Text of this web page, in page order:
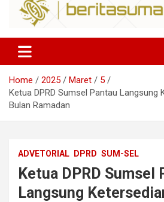
Sumsel
Home 2025 Maret
5
Ketua DPRD Sumsel Pantau Langsung
Bulan Ramadan
ADVETORIAL DPRD SUM-SEL
Ketua DPRD Sumsel
Langsung